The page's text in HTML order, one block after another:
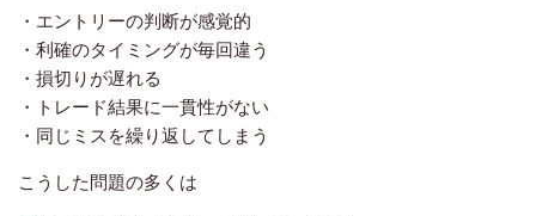
・エントリーの判断が感覚的
・利確のタイミングが毎回違う
・損切りが遅れる
・トレード結果に一貫性がない
・同じミスを繰り返してしまう
こうした問題の多くは